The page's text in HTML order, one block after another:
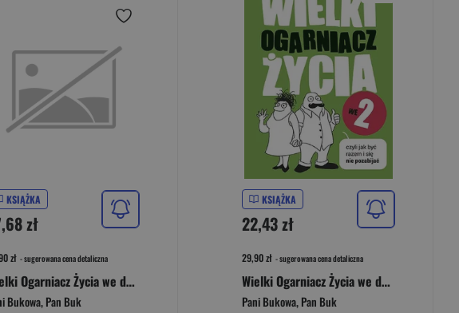
KSIĄŻKA
zł
zł - sugerowana cena detaliczna
Wielki Ogarniacz Życia we dwoje, czyli jak być raz
Bukowa,Pan Buk
KSIĄŻKA
22,43 zł
29,90 zł - sugerowana cena detaliczna
Wielki Ogarniacz Życia we dwoje, czyli jak być razem i się nie pozabijać
Pani Bukowa,Pan Buk